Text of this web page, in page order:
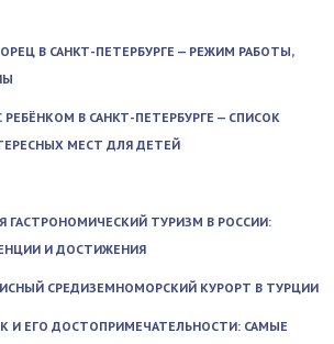
В САНКТ-ПЕТЕРБУРГЕ — РЕЖИМ РАБОТЫ,
В САНКТ-ПЕТЕРБУРГЕ — СПИСОК
МЕСТ ДЛЯ ДЕТЕЙ
ГАСТРОНОМИЧЕСКИЙ ТУРИЗМ В РОССИИ:
И ДОСТИЖЕНИЯ
СРЕДИЗЕМНОМОРСКИЙ КУРОРТ В ТУРЦИИ
И ЕГО ДОСТОПРИМЕЧАТЕЛЬНОСТИ: САМЫЕ